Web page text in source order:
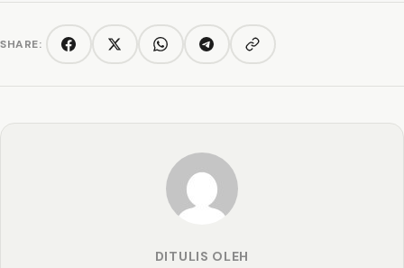
SHARE: FacebookTwitter/XWhatsAppTelegramCopy link
DITULIS OLEH